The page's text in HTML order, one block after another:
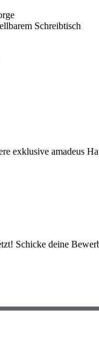
Schreibtisch
exklusive amadeus
Schicke deine